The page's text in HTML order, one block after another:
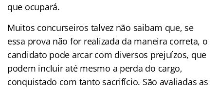
que ocupará.
Muitos concurseiros talvez não saibam que, se
essa prova não for realizada da maneira correta, o
candidato pode arcar com diversos prejuízos, que
podem incluir até mesmo a perda do cargo,
conquistado com tanto sacrifício. São avaliadas as